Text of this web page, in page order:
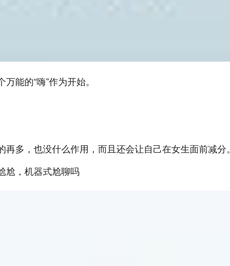
能的“嗨”作为开始。
多，也没什么作用，而且还会让自己在女生面前减分。
尬，机器式尬聊吗